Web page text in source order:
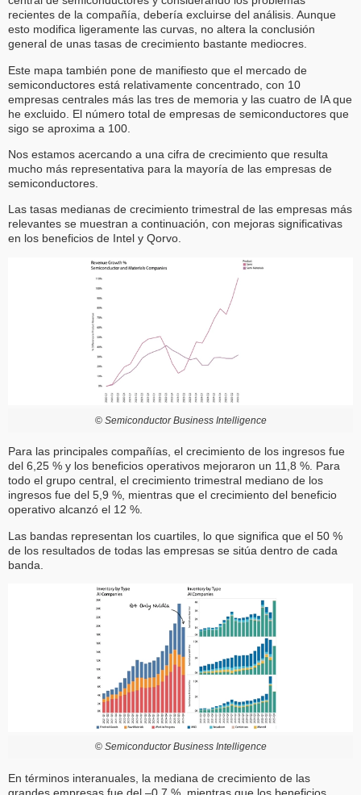
recientes de la compañía, debería excluirse del análisis. Aunque
esto modifica ligeramente las curvas, no altera la conclusión
general de unas tasas de crecimiento bastante mediocres.
Este mapa también pone de manifiesto que el mercado de
semiconductores está relativamente concentrado, con 10
empresas centrales más las tres de memoria y las cuatro de IA que
he excluido. El número total de empresas de semiconductores que
sigo se aproxima a 100.
Nos estamos acercando a una cifra de crecimiento que resulta
mucho más representativa para la mayoría de las empresas de
semiconductores.
Las tasas medianas de crecimiento trimestral de las empresas más
relevantes se muestran a continuación, con mejoras significativas
en los beneficios de Intel y Qorvo.
© Semiconductor Business Intelligence
Para las principales compañías, el crecimiento de los ingresos fue
del 6,25 % y los beneficios operativos mejoraron un 11,8 %. Para
todo el grupo central, el crecimiento trimestral mediano de los
ingresos fue del 5,9 %, mientras que el crecimiento del beneficio
operativo alcanzó el 12 %.
Las bandas representan los cuartiles, lo que significa que el 50 %
de los resultados de todas las empresas se sitúa dentro de cada
banda.
© Semiconductor Business Intelligence
En términos interanuales, la mediana de crecimiento de las
grandes empresas fue del –0,7 %, mientras que los beneficios